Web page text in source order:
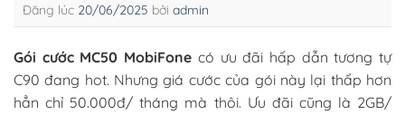
Đăng lúc 20/06/2025 bởi admin
Gói cước MC50 MobiFone có ưu đãi hấp dẫn tương tự
C90 đang hot. Nhưng giá cước của gói này lại thấp hơn
hẳn chỉ 50.000đ/ tháng mà thôi. Ưu đãi cũng là 2GB/